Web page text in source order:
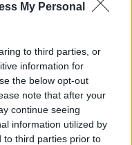
My Personal
to third parties, or
information for
the below opt-out
note that after your
continue seeing
information utilized by
to third parties prior to
popada
wpływ
bohatera
i żyjącego